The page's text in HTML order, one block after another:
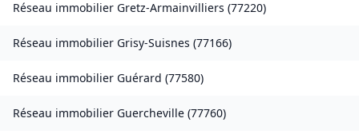
Réseau immobilier Gretz-Armainvilliers (77220)
Réseau immobilier Grisy-Suisnes (77166)
Réseau immobilier Guérard (77580)
Réseau immobilier Guercheville (77760)